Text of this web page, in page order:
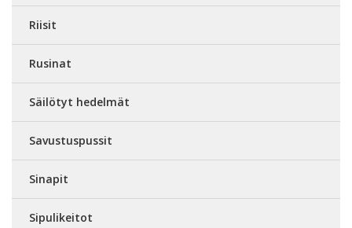
Riisit
Rusinat
Säilötyt hedelmät
Savustuspussit
Sinapit
Sipulikeitot